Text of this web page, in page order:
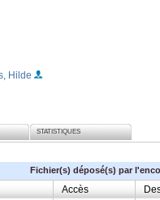
Hilde
STATISTIQUES
Fichier(s) déposé(s) par
Accès